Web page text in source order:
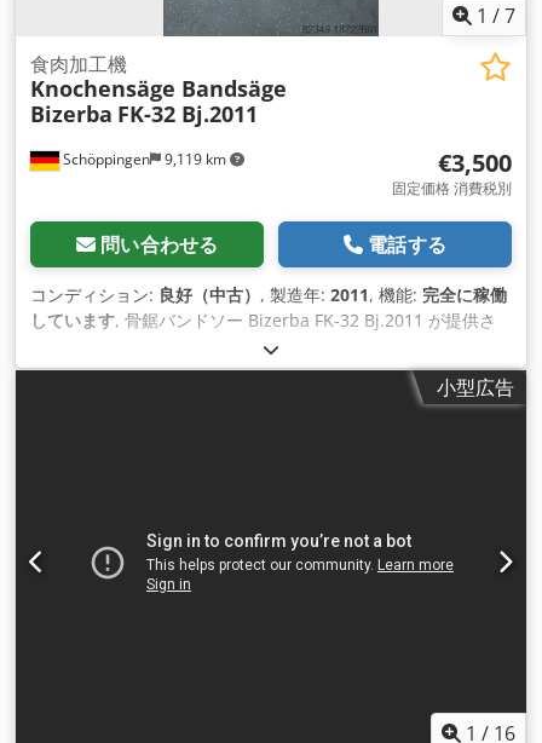
1 /7
Schöppingen 9,119 km
食肉加工機
Knochensäge Bandsäge
Bizerba FK-32 Bj.2011
€3,500
固定価格 消費税別
問い合わせる 電話する
コンディション: 良好（中古） , 製造年: 2011, 機能: 完全に稼働
しています, 骨鋸バンドソー Bizerba FK-32 Bj.2011 が提供さ
れます 機械は完全に機能します。 詳細はお問い合わせくださ
い。 現金または前払い！ Dedpsv Npbqofx Amgswa 企業のみ
小型広告
1 / 16